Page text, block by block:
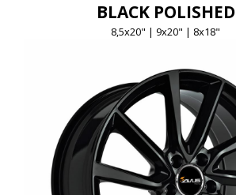
BLACK POLISHED
8,5x20" | 9x20" | 8x18"